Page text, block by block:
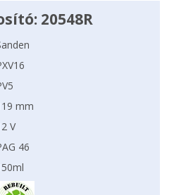
20548R
mm
V
46